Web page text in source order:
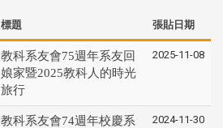
標題 張貼日期
教科系友會75週年系友回
娘家暨2025教科人的時光
旅行
2025-11-08
教科系友會74週年校慶系
2024-11-30